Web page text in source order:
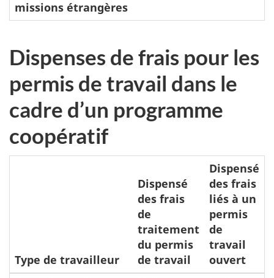
missions étrangères
Dispenses de frais pour les
permis de travail dans le
cadre d’un programme
coopératif
Type de travailleur
Dispensé
des frais
de
traitement
du permis
de travail
Dispensé
des frais
liés à un
permis
de
travail
ouvert